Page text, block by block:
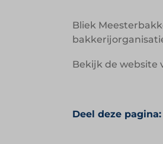
Bliek
Bekijk de website
Deel deze pagina: